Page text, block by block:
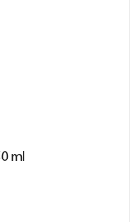
ml